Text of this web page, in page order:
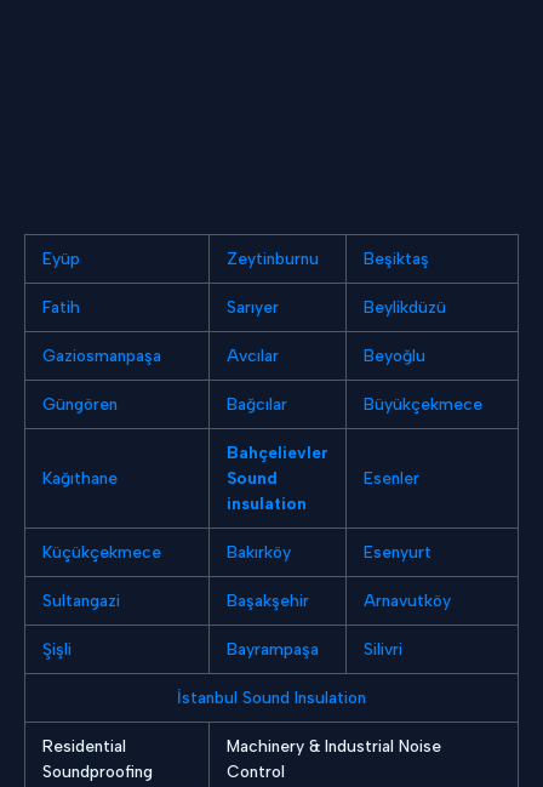
Eyüp Zeytinburnu Beşiktaş
Fatih Sarıyer Beylikdüzü
Gaziosmanpaşa Avcılar Beyoğlu
Güngören Bağcılar Büyükçekmece
Kağıthane
Bahçelievler
Sound
insulation
Esenler
Küçükçekmece Bakırköy Esenyurt
Sultangazi Başakşehir Arnavutköy
Şişli Bayrampaşa Silivri
İstanbul Sound Insulation
Residential
Soundproofing
Machinery & Industrial Noise
Control